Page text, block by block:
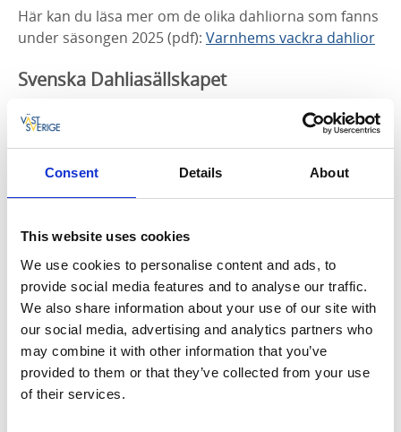
Consent Details About
This website uses cookies
We use cookies to personalise content and ads, to
provide social media features and to analyse our traffic.
We also share information about your use of our site with
our social media, advertising and analytics partners who
may combine it with other information that you’ve
provided to them or that they’ve collected from your use
of their services.
Här kan du läsa mer om de olika dahliorna som fanns
under säsongen 2025 (pdf): Varnhems vackra dahlior
Svenska Dahliasällskapet
1789 sänder direktören för den botaniska trädgården
i Mexico city, Vicente Cervantes några ”plantdelar” av
Acocotli till direktören för Madrids botaniska
trädgård, Abbe Antonio Jose Cavanilles. Efter att ett
par år ha odlat dessa plantor ger Cavanilles dem år
Andreas Dahl (1751-1789), född i Varnhem.
Svenska Dahliasällskapet vill sprida kunskap om
Dahlian i Sverige, vara ett forum för Dahliaodlare, öka
förekomsten av dessa vackra blommor i Sveriges
trädgårdar och finnas med i utvecklingen av nya
sorter som pågår runt om i världen. Initiativtagare till
sällskapet var Marie Ohlson från Tierp i Uppland och